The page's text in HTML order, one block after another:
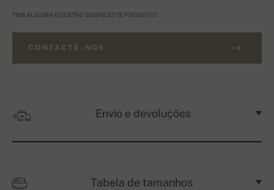
TEM ALGUMA QUESTÃO SOBRE ESTE PRODUTO?
CONTACTE-NOS
Envio e devoluções
Tabela de tamanhos